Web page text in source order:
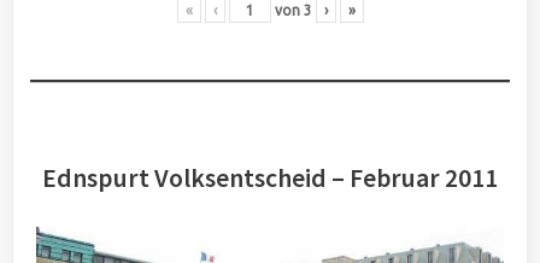
« ‹ von 3 › »
Ednspurt Volksentscheid – Februar 2011